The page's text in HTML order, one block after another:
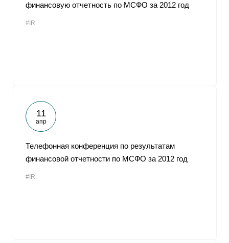
финансовую отчетность по МСФО за 2012 год
#IR
11
апр
Телефонная конференция по результатам
финансовой отчетности по МСФО за 2012 год
#IR